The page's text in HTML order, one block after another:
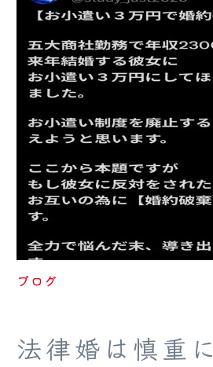
ブログ
法律婚は慎重に